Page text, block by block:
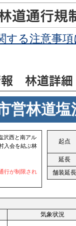
する注意事
営林道塩
沢西と南アル
入会を結ぶ林
行が制限され
起点
延長
舗装延長
気象状況